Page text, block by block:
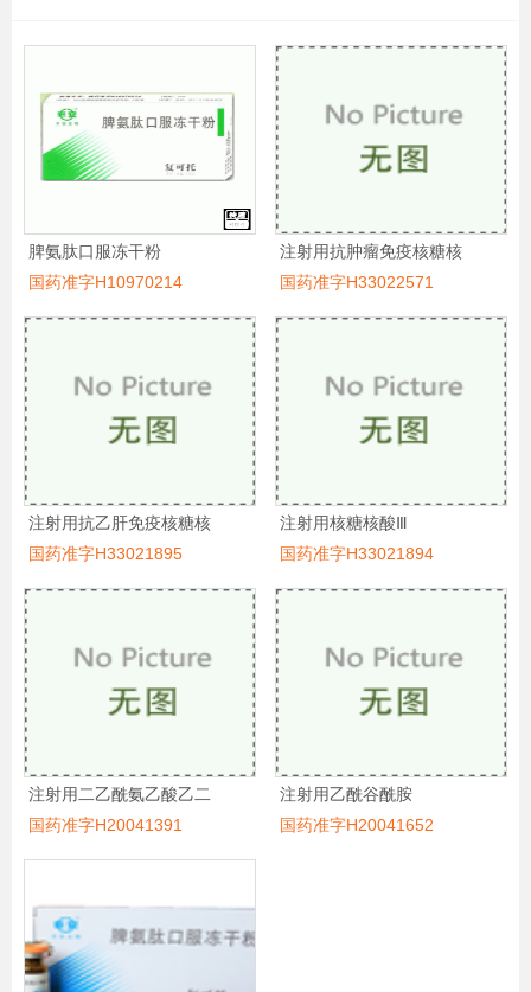
脾氨肽口服冻干粉
国药准字H10970214
注射用抗肿瘤免疫核糖核
国药准字H33022571
注射用抗乙肝免疫核糖核
国药准字H33021895
注射用核糖核酸Ⅲ
国药准字H33021894
注射用二乙酰氨乙酸乙二
国药准字H20041391
注射用乙酰谷酰胺
国药准字H20041652